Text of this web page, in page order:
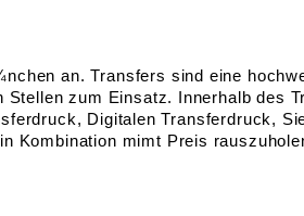
an. Transfers sind eine
zum Einsatz. Innerhalb des
Digitalen Transferdruck,
Kombination mimt Preis